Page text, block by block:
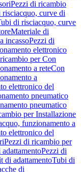
Pezzi di ricambio
curve di
di risciacquo, curve
Materiale di
incassoPezzi di
elettronico
per Con
a reteCon
a
elettronico del
pneumatico
pneumatico
per Installazione
funzionamento a
elettronico del
Pezzi di ricambio per
Pezzi di
di adattamentoTubi di
di